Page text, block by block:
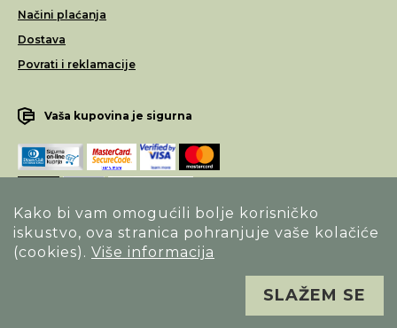
Kako bi vam omogućili bolje korisničko
iskustvo, ova stranica pohranjuje vaše kolačiće
(cookies). Više informacija
SLAŽEM SE
Načini plaćanja
Dostava
Povrati i reklamacije
Vaša kupovina je sigurna
Opći uvjeti poslovanja
Sva prava pridržana. Alfa Vision optika ©